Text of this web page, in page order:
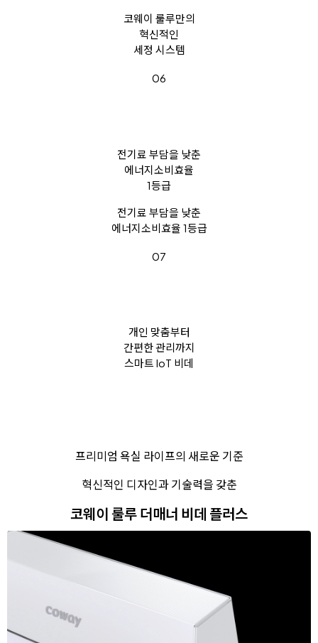
코웨이 룰루만의
혁신적인
세정 시스템
06
전기료 부담을 낮춘
에너지소비효율
1등급
전기료 부담을 낮춘
에너지소비효율 1등급
07
개인 맞춤부터
간편한 관리까지
스마트 IoT 비데
프리미엄 욕실 라이프의 새로운 기준
혁신적인 디자인과 기술력을 갖춘
코웨이 룰루 더매너 비데 플러스